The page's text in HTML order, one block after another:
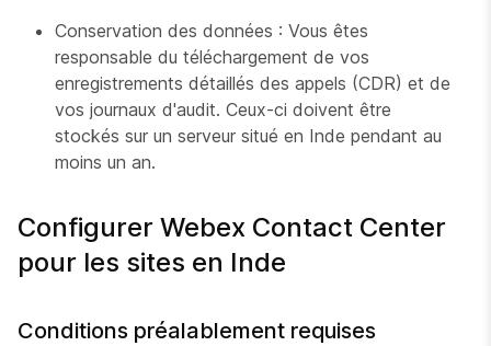
Conservation des données : Vous êtes
responsable du téléchargement de vos
enregistrements détaillés des appels (CDR) et de
vos journaux d'audit. Ceux-ci doivent être
stockés sur un serveur situé en Inde pendant au
moins un an.
Configurer Webex Contact Center
pour les sites en Inde
Conditions préalablement requises